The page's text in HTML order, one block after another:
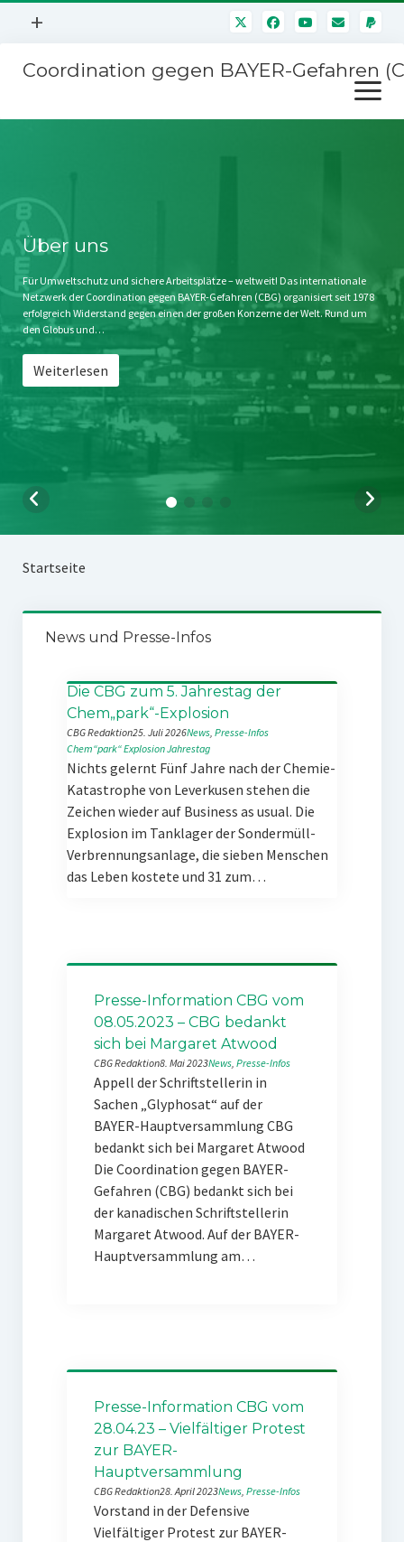
Menü
+
Mitmachen
Kontakt
Impressum
Störfälle
Coordination gegen BAYER-Gefahren
Menü
öffnen
Stichwort BAYER
Jahrestagung
SPENDEN
Über uns
Für Umweltschutz und sichere Arbeitsplätze – weltweit! Das internationale
Netzwerk der Coordination gegen BAYER-Gefahren (CBG) organisiert seit 1978
erfolgreich Widerstand gegen einen der großen Konzerne der Welt. Rund um
den Globus und…
Weiterlesen
Startseite
News und Presse-Infos
Die CBG zum 5. Jahrestag der
Chem„park“-Explosion
CBG Redaktion25. Juli 2026News, Presse-Infos
Chem“park“ExplosionJahrestag
Nichts gelernt Fünf Jahre nach der Chemie-
Katastrophe von Leverkusen stehen die
Zeichen wieder auf Business as usual. Die
Explosion im Tanklager der Sondermüll-
Verbrennungsanlage, die sieben Menschen
das Leben kostete und 31 zum…
Presse-Information CBG vom
08.05.2023 – CBG bedankt
sich bei Margaret Atwood
CBG Redaktion8. Mai 2023News, Presse-Infos
Appell der Schriftstellerin in
Sachen „Glyphosat“ auf der
BAYER-Hauptversammlung CBG
bedankt sich bei Margaret Atwood
Die Coordination gegen BAYER-
Gefahren (CBG) bedankt sich bei
der kanadischen Schriftstellerin
Margaret Atwood. Auf der BAYER-
Hauptversammlung am…
Presse-Information CBG vom
28.04.23 – Vielfältiger Protest
zur BAYER-
Hauptversammlung
CBG Redaktion28. April 2023News, Presse-Infos
Vorstand in der Defensive
Vielfältiger Protest zur BAYER-